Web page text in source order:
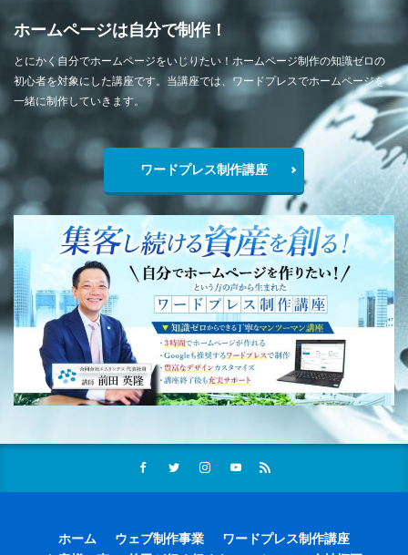
ホームページは自分で制作！
とにかく自分でホームページをいじりたい！ホームページ制作の知識ゼロの
初心者を対象にした講座です。当講座では、ワードプレスでホームページを
一緒に制作していきます。
ワードプレス制作講座
ホーム ウェブ制作事業
ワードプレス制作講座